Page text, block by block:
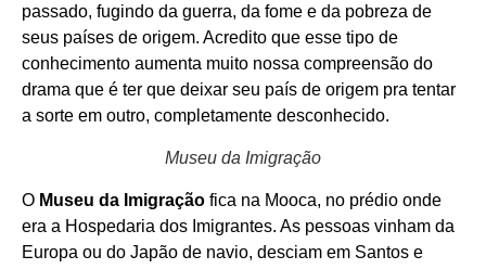
passado, fugindo da guerra, da fome e da pobreza de
seus países de origem. Acredito que esse tipo de
conhecimento aumenta muito nossa compreensão do
drama que é ter que deixar seu país de origem pra tentar
a sorte em outro, completamente desconhecido.
Museu da Imigração
O Museu da Imigração fica na Mooca, no prédio onde
era a Hospedaria dos Imigrantes. As pessoas vinham da
Europa ou do Japão de navio, desciam em Santos e